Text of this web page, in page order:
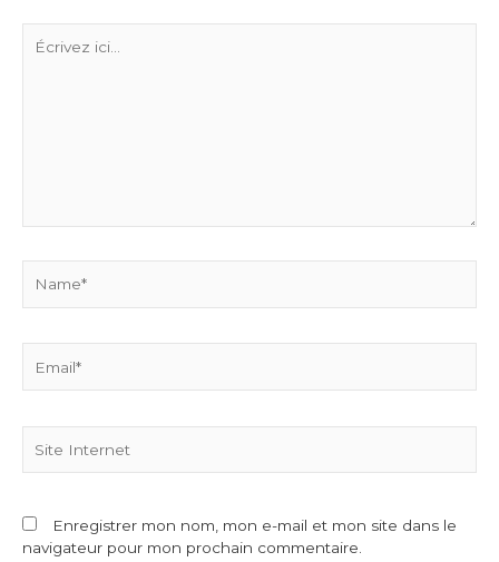
ici…
Internet
Enregistrer mon nom, mon e-mail et mon site dans le
navigateur pour mon prochain commentaire.